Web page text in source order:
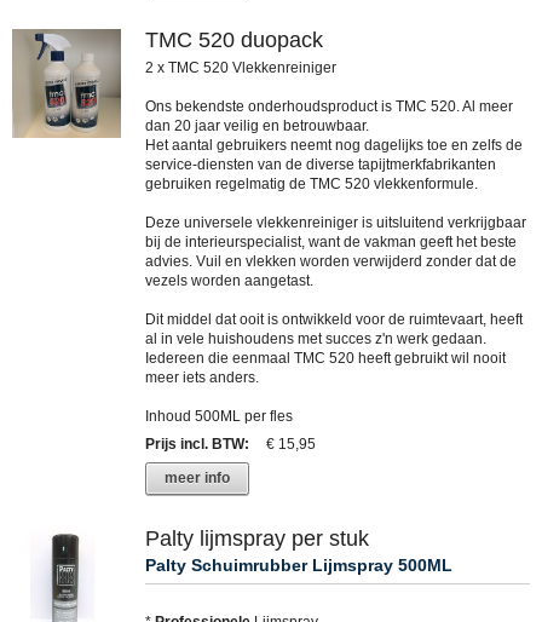
TMC 520 duopack
2 x TMC 520 Vlekkenreiniger
Ons bekendste onderhoudsproduct is TMC 520. Al meer
dan 20 jaar veilig en betrouwbaar.
Het aantal gebruikers neemt nog dagelijks toe en zelfs de
service-diensten van de diverse tapijtmerkfabrikanten
gebruiken regelmatig de TMC 520 vlekkenformule.
Deze universele vlekkenreiniger is uitsluitend verkrijgbaar
bij de interieurspecialist, want de vakman geeft het beste
advies. Vuil en vlekken worden verwijderd zonder dat de
vezels worden aangetast.
Dit middel dat ooit is ontwikkeld voor de ruimtevaart, heeft
al in vele huishoudens met succes z'n werk gedaan.
Iedereen die eenmaal TMC 520 heeft gebruikt wil nooit
meer iets anders.
Inhoud 500ML per fles
Prijs incl. BTW:
€ 15,95
meer info
Palty lijmspray per stuk
Palty Schuimrubber Lijmspray 500ML